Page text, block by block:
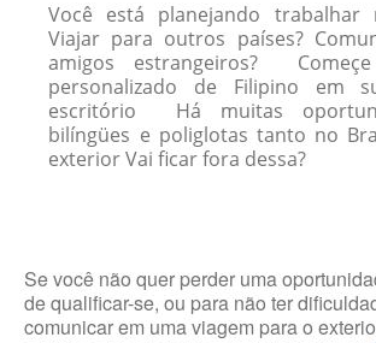
Você está planejando trabalhar
Viajar para outros países?
amigos estrangeiros?
personalizado de Filipino em
escritório Há muitas
bilíngües e poliglotas tanto no
exterior Vai ficar fora dessa?
Se você não quer perder uma
de qualificar-se, ou para não ter
comunicar em uma viagem para o